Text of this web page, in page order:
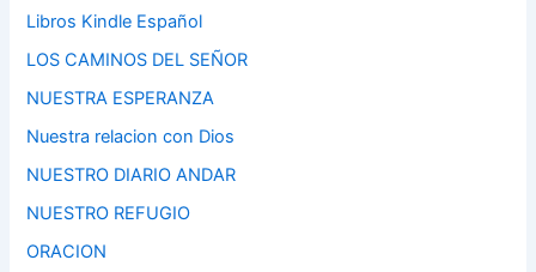
Libros Kindle Español
LOS CAMINOS DEL SEÑOR
NUESTRA ESPERANZA
Nuestra relacion con Dios
NUESTRO DIARIO ANDAR
NUESTRO REFUGIO
ORACION